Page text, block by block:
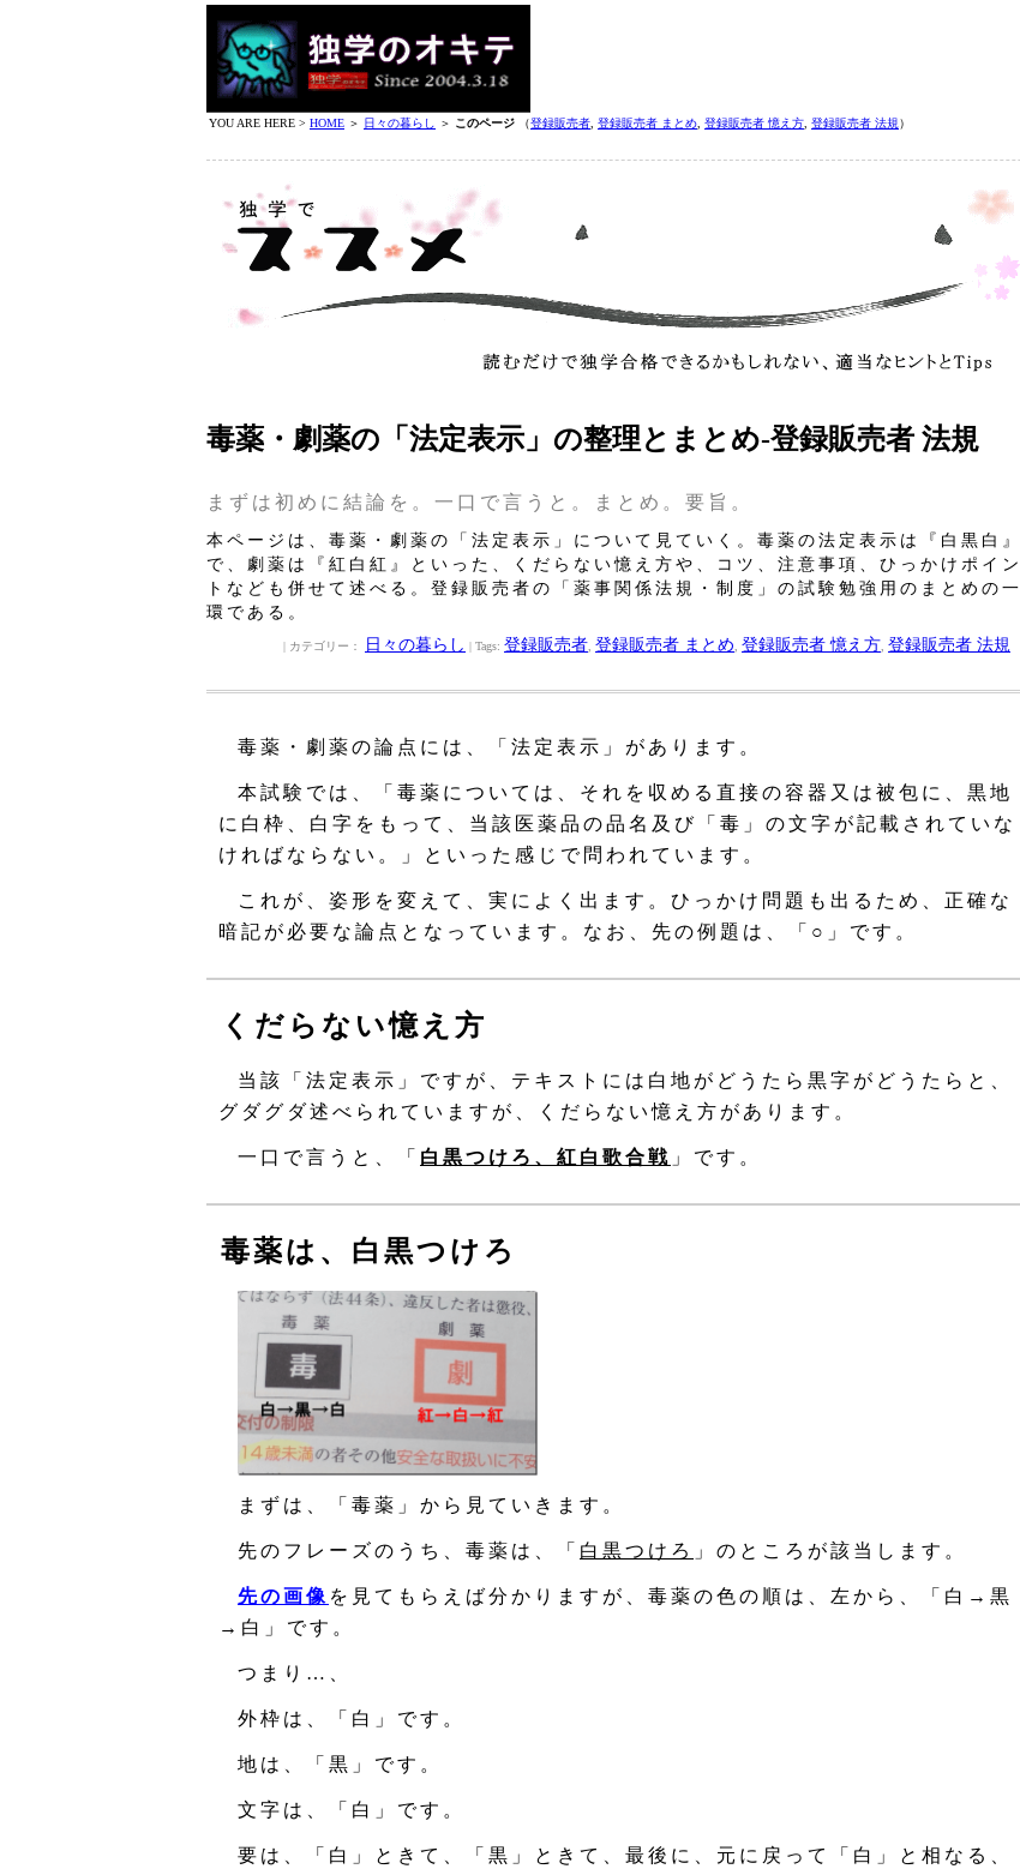
YOU ARE HERE > HOME ＞ 日々の暮らし ＞ このページ （登録販売者 登録販売者 まとめ 登録販売者 憶え方 登録販売者 法規）
毒薬・劇薬の「法定表示」の整理とまとめ‐登録販売者 法規
まずは初めに結論を。一口で言うと。まとめ。要旨。
本ページは、毒薬・劇薬の「法定表示」について見ていく。毒薬の法定表示は『白黒白』
で、劇薬は『紅白紅』といった、くだらない憶え方や、コツ、注意事項、ひっかけポイン
トなども併せて述べる。登録販売者の「薬事関係法規・制度」の試験勉強用のまとめの一
環である。
| カテゴリー： 日々の暮らし | Tags: 登録販売者 登録販売者 まとめ 登録販売者 憶え方 登録販売者 法規
毒薬・劇薬の論点には、「法定表示」があります。
本試験では、「毒薬については、それを収める直接の容器又は被包に、黒地
に白枠、白字をもって、当該医薬品の品名及び「毒」の文字が記載されていな
ければならない。」といった感じで問われています。
これが、姿形を変えて、実によく出ます。ひっかけ問題も出るため、正確な
暗記が必要な論点となっています。なお、先の例題は、「○」です。
くだらない憶え方
当該「法定表示」ですが、テキストには白地がどうたら黒字がどうたらと、
グダグダ述べられていますが、くだらない憶え方があります。
一口で言うと、「 白黒つけろ、紅白歌合戦 」です。
毒薬は、白黒つけろ
まずは、「毒薬」から見ていきます。
先のフレーズのうち、毒薬は、「 白黒つけろ 」のところが該当します。
先の画像 を見てもらえば分かりますが、毒薬の色の順は、左から、「白→黒
→白」です。
つまり…、
外枠は、「白」です。
地は、「黒」です。
文字は、「白」です。
要は、「白」ときて、「黒」ときて、最後に、元に戻って「白」と相なる、